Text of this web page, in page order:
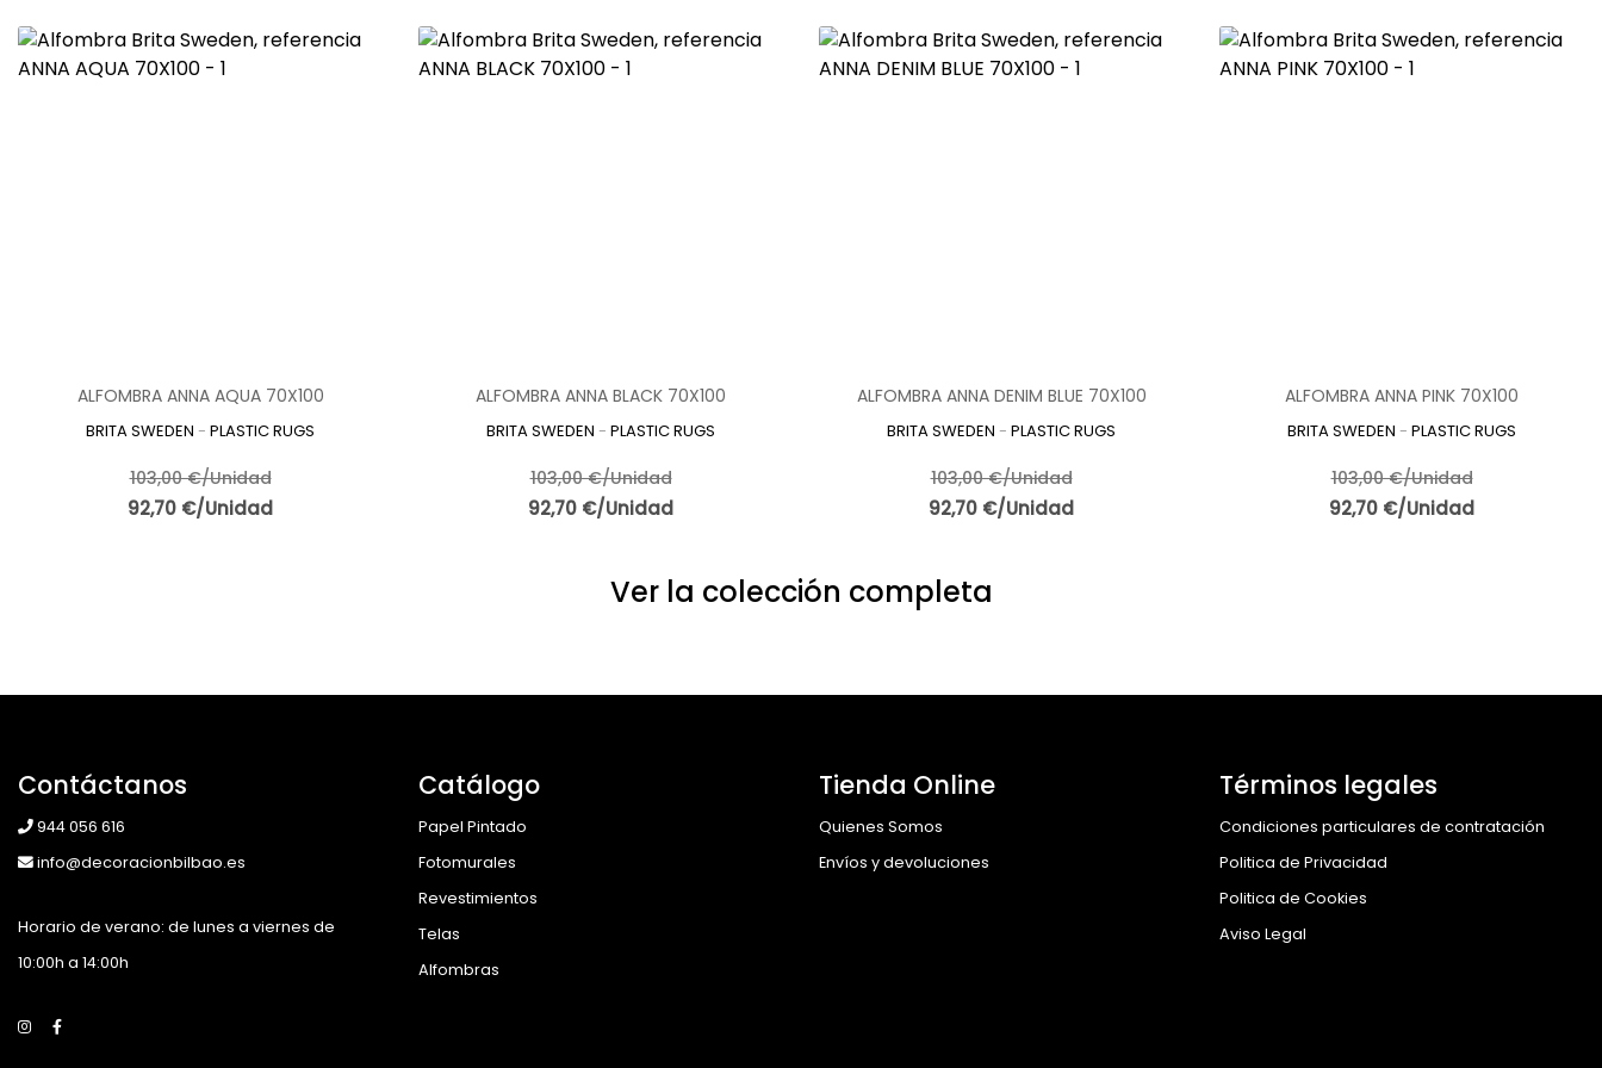
ALFOMBRA ANNA AQUA 70X100
BRITA SWEDEN - PLASTIC RUGS
103,00 €/Unidad
92,70 €/Unidad
ALFOMBRA ANNA BLACK 70X100
BRITA SWEDEN - PLASTIC RUGS
103,00 €/Unidad
92,70 €/Unidad
ALFOMBRA ANNA DENIM BLUE 70X100
BRITA SWEDEN - PLASTIC RUGS
103,00 €/Unidad
92,70 €/Unidad
ALFOMBRA ANNA PINK 70X100
BRITA SWEDEN - PLASTIC RUGS
103,00 €/Unidad
92,70 €/Unidad
Ver la colección completa
Contáctanos
944 056 616
info@decoracionbilbao.es
Horario de verano: de lunes a viernes de
10:00h a 14:00h
Catálogo
Papel Pintado
Fotomurales
Revestimientos
Telas
Alfombras
Tienda Online
Quienes Somos
Envíos y devoluciones
Términos legales
Condiciones particulares de contratación
Politica de Privacidad
Politica de Cookies
Aviso Legal